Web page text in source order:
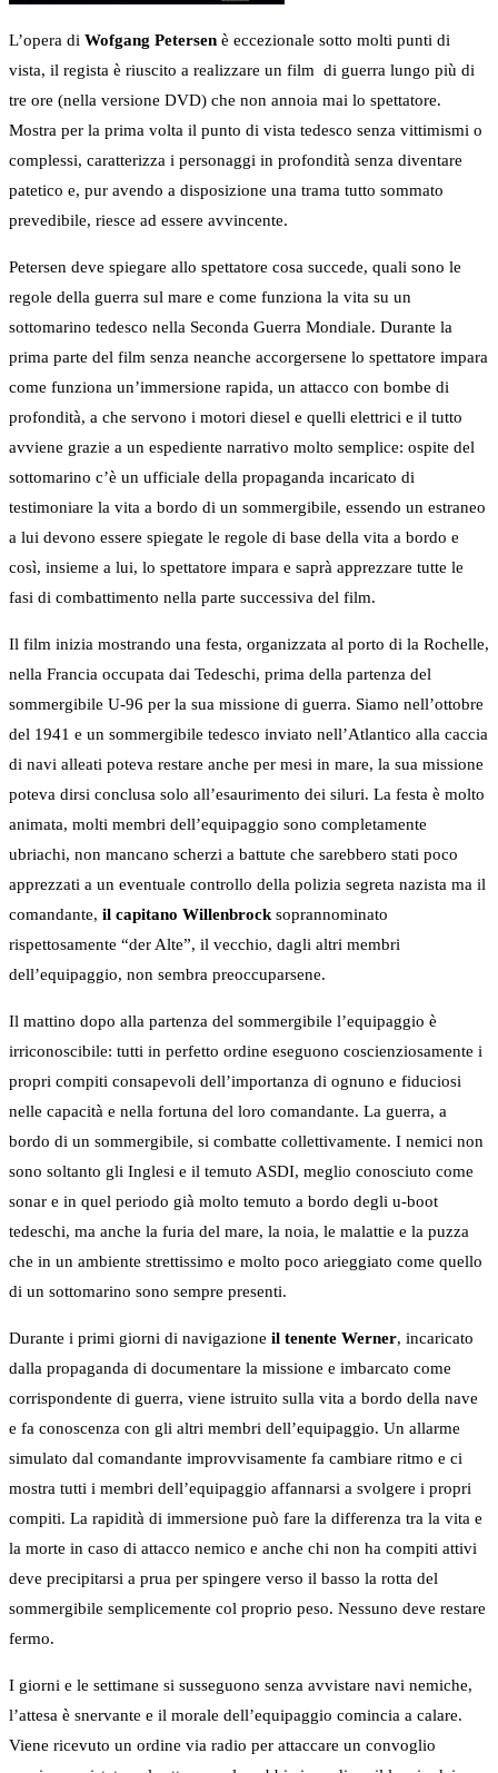
L’opera di Wofgang Petersen è eccezionale sotto molti punti di
vista, il regista è riuscito a realizzare un film di guerra lungo più di
tre ore (nella versione DVD) che non annoia mai lo spettatore.
Mostra per la prima volta il punto di vista tedesco senza vittimismi o
complessi, caratterizza i personaggi in profondità senza diventare
patetico e, pur avendo a disposizione una trama tutto sommato
prevedibile, riesce ad essere avvincente.
Petersen deve spiegare allo spettatore cosa succede, quali sono le
regole della guerra sul mare e come funziona la vita su un
sottomarino tedesco nella Seconda Guerra Mondiale. Durante la
prima parte del film senza neanche accorgersene lo spettatore impara
come funziona un’immersione rapida, un attacco con bombe di
profondità, a che servono i motori diesel e quelli elettrici e il tutto
avviene grazie a un espediente narrativo molto semplice: ospite del
sottomarino c’è un ufficiale della propaganda incaricato di
testimoniare la vita a bordo di un sommergibile, essendo un estraneo
a lui devono essere spiegate le regole di base della vita a bordo e
così, insieme a lui, lo spettatore impara e saprà apprezzare tutte le
fasi di combattimento nella parte successiva del film.
Il film inizia mostrando una festa, organizzata al porto di la Rochelle,
nella Francia occupata dai Tedeschi, prima della partenza del
sommergibile U-96 per la sua missione di guerra. Siamo nell’ottobre
del 1941 e un sommergibile tedesco inviato nell’Atlantico alla caccia
di navi alleati poteva restare anche per mesi in mare, la sua missione
poteva dirsi conclusa solo all’esaurimento dei siluri. La festa è molto
animata, molti membri dell’equipaggio sono completamente
ubriachi, non mancano scherzi a battute che sarebbero stati poco
apprezzati a un eventuale controllo della polizia segreta nazista ma il
comandante, il capitano Willenbrocksoprannominato
rispettosamente “der Alte”, il vecchio, dagli altri membri
dell’equipaggio, non sembra preoccuparsene.
Il mattino dopo alla partenza del sommergibile l’equipaggio è
irriconoscibile: tutti in perfetto ordine eseguono coscienziosamente i
propri compiti consapevoli dell’importanza di ognuno e fiduciosi
nelle capacità e nella fortuna del loro comandante. La guerra, a
bordo di un sommergibile, si combatte collettivamente. I nemici non
sono soltanto gli Inglesi e il temuto ASDI, meglio conosciuto come
sonar e in quel periodo già molto temuto a bordo degli u-boot
tedeschi, ma anche la furia del mare, la noia, le malattie e la puzza
che in un ambiente strettissimo e molto poco arieggiato come quello
di un sottomarino sono sempre presenti.
Durante i primi giorni di navigazione il tenente Werner, incaricato
dalla propaganda di documentare la missione e imbarcato come
corrispondente di guerra, viene istruito sulla vita a bordo della nave
e fa conoscenza con gli altri membri dell’equipaggio. Un allarme
simulato dal comandante improvvisamente fa cambiare ritmo e ci
mostra tutti i membri dell’equipaggio affannarsi a svolgere i propri
compiti. La rapidità di immersione può fare la differenza tra la vita e
la morte in caso di attacco nemico e anche chi non ha compiti attivi
deve precipitarsi a prua per spingere verso il basso la rotta del
sommergibile semplicemente col proprio peso. Nessuno deve restare
fermo.
I giorni e le settimane si susseguono senza avvistare navi nemiche,
l’attesa è snervante e il morale dell’equipaggio comincia a calare.
Viene ricevuto un ordine via radio per attaccare un convoglio